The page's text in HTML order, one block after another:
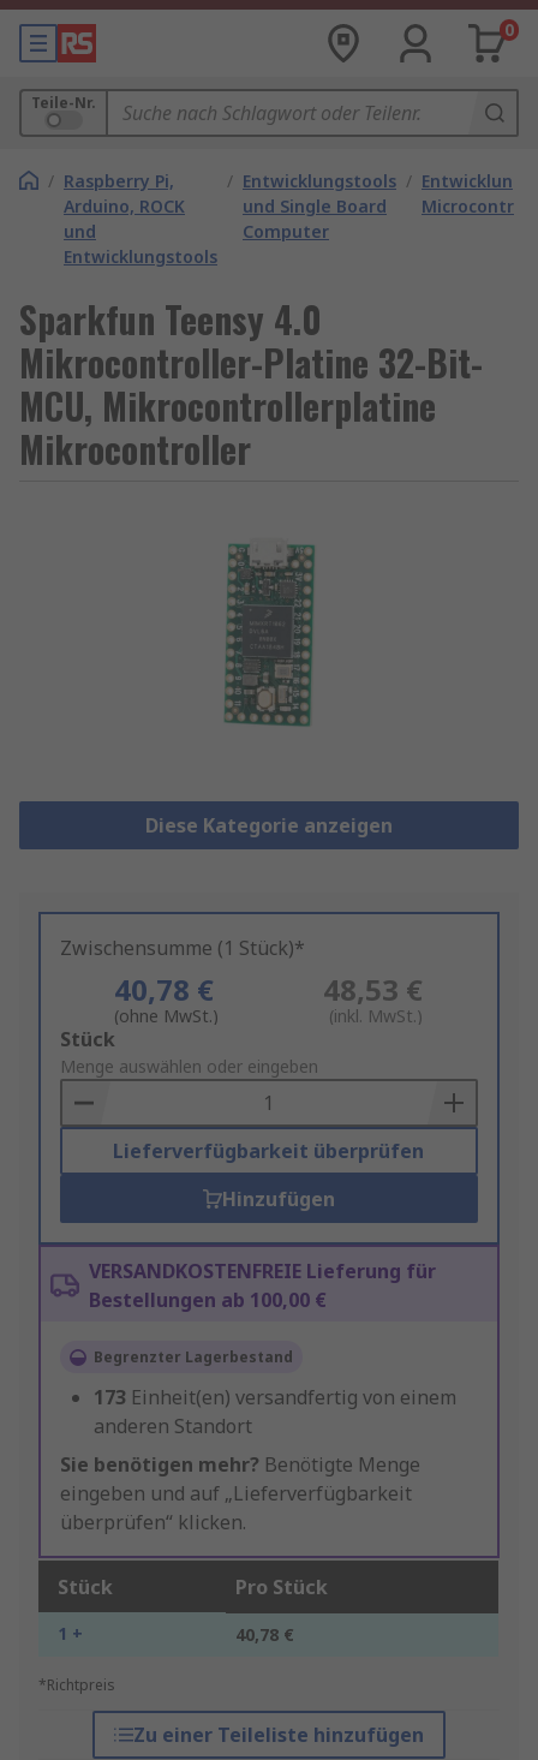
0
Teile-Nr.
/ Raspberry Pi,
Arduino, ROCK
und
Entwicklungstools
/ Entwicklungstools
und Single Board
Computer
/
Sparkfun Teensy 4.0
Mikrocontroller-Platine 32-Bit-
MCU, Mikrocontrollerplatine
Mikrocontroller
Diese Kategorie anzeigen
Zwischensumme (1 Stück)*
40,78 €
(ohne MwSt.)
48,53 €
(inkl. MwSt.)
Add
to
Basket
Stück
Menge auswählen oder eingeben
Lieferverfügbarkeit überprüfen
Hinzufügen
VERSANDKOSTENFREIE Lieferung für
Bestellungen ab 100,00 €
Begrenzter Lagerbestand
173 Einheit(en) versandfertig von einem
anderen Standort
Sie benötigen mehr? Benötigte Menge
eingeben und auf „Lieferverfügbarkeit
überprüfen“ klicken.
Stück Pro Stück
1 + 40,78 €
*Richtpreis
Zu einer Teileliste hinzufügen